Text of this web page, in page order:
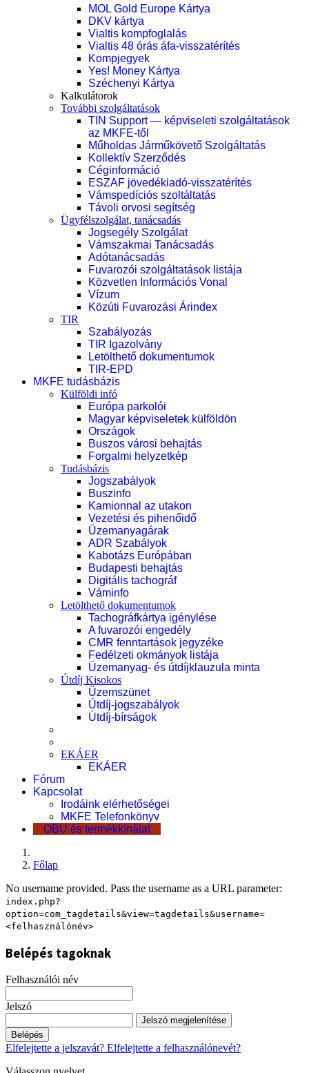
MOL Gold Europe Kártya
DKV kártya
Vialtis kompfoglalás
Vialtis 48 órás áfa-visszatérítés
Kompjegyek
Yes! Money Kártya
Széchenyi Kártya
Kalkulátorok
További szolgáltatások
TIN Support — képviseleti szolgáltatások
az MKFE-től
Műholdas Járműkövető Szolgáltatás
Kollektív Szerződés
Céginformáció
ESZAF jövedékiadó-visszatérítés
Vámspedíciós szoltáltatás
Távoli orvosi segítség
Ügyfélszolgálat, tanácsadás
Jogsegély Szolgálat
Vámszakmai Tanácsadás
Adótanácsadás
Fuvarozói szolgáltatások listája
Közvetlen Információs Vonal
Vízum
Közúti Fuvarozási Árindex
TIR
Szabályozás
TIR Igazolvány
Letölthető dokumentumok
TIR-EPD
MKFE tudásbázis
Külföldi infó
Európa parkolói
Magyar képviseletek külföldön
Országok
Buszos városi behajtás
Forgalmi helyzetkép
Tudásbázis
Jogszabályok
Buszinfo
Kamionnal az utakon
Vezetési és pihenőidő
Üzemanyagárak
ADR Szabályok
Kabotázs Európában
Budapesti behajtás
Digitális tachográf
Váminfo
Letölthető dokumentumok
Tachográfkártya igénylése
A fuvarozói engedély
CMR fenntartások jegyzéke
Fedélzeti okmányok listája
Üzemanyag- és útdíjklauzula minta
Útdíj Kisokos
Üzemszünet
Útdíj-jogszabályok
Útdíj-bírságok
EKÁER
EKÁER
Fórum
Kapcsolat
Irodáink elérhetőségei
MKFE Telefonkönyv
OBU és termékkínálat
Főlap
No username provided. Pass the username as a URL parameter:
index.php?
option=com_tagdetails&view=tagdetails&username=
<felhasználónév>
Belépés tagoknak
Felhasználói név
Jelszó
Jelszó megjelenítése
Belépés
Elfelejtette a jelszavát? Elfelejtette a felhasználónevét?